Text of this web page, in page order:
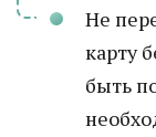
Не
карту
быть